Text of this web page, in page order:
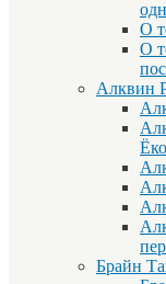
О
О
Алквин
Брайн